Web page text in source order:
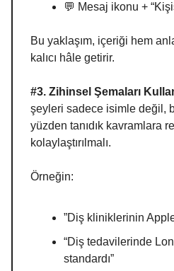
💬 Mesaj ikonu +
Bu yaklaşım, içeriği hem
kalıcı hâle getirir.
#3. Zihinsel Şemaları
şeyleri sadece isimle değil,
yüzden tanıdık kavramlara
kolaylaştırılmalı.
Örneğin:
”Diş kliniklerinin
“Diş tedavilerinde
standardı”